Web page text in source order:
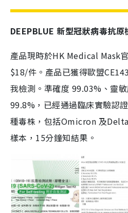
DEEPBLUE 新型冠狀病毒抗原
產品現時於HK Medical Mask
$18/件。產品已獲得歐盟
我檢測。準確度 99.03%、靈
99.8%，已經通過臨床實驗認
種毒株，包括Omicron 及
樣本，15分鐘知結果。